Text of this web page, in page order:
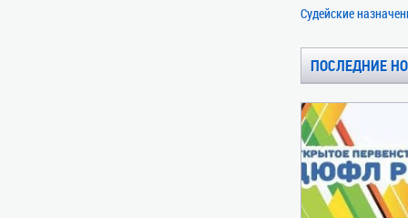
Судейские
ПОСЛЕДНИЕ